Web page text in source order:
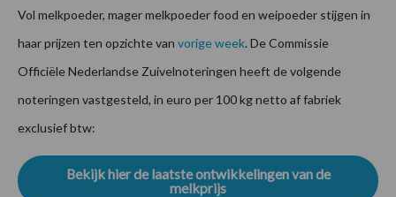
Vol melkpoeder, mager melkpoeder food en weipoeder stijgen in
haar prijzen ten opzichte van vorige week. De Commissie
Officiële Nederlandse Zuivelnoteringen heeft de volgende
noteringen vastgesteld, in euro per 100 kg netto af fabriek
exclusief btw:
Bekijk hier de laatste ontwikkelingen van de
melkprijs